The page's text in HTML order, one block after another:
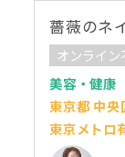
薔薇のネ
オンライン
美容・健康
東京都 中央
東京メトロ